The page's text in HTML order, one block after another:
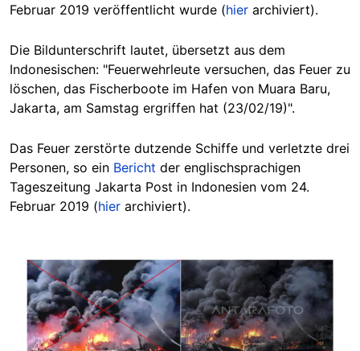
Februar 2019 veröffentlicht wurde (hier archiviert).
Die Bildunterschrift lautet, übersetzt aus dem
Indonesischen: "Feuerwehrleute versuchen, das Feuer zu
löschen, das Fischerboote im Hafen von Muara Baru,
Jakarta, am Samstag ergriffen hat (23/02/19)".
Das Feuer zerstörte dutzende Schiffe und verletzte drei
Personen, so ein Bericht der englischsprachigen
Tageszeitung Jakarta Post in Indonesien vom 24.
Februar 2019 (hier archiviert).
Image